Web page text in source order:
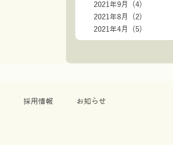
2021年9月 (4)
2021年8月 (2)
2021年4月 (5)
採用情報 お知らせ